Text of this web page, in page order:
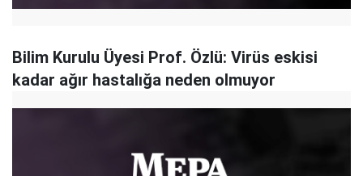
Bilim Kurulu Üyesi Prof. Özlü: Virüs eskisi
kadar ağır hastalığa neden olmuyor